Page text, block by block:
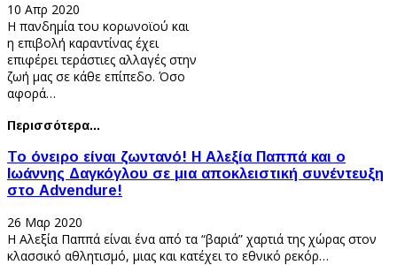
10 Απρ 2020
Η πανδημία του κορωνοϊού και
η επιβολή καραντίνας έχει
επιφέρει τεράστιες αλλαγές στην
ζωή μας σε κάθε επίπεδο. Όσο
αφορά…
Περισσότερα...
Το όνειρο είναι ζωντανό! Η Αλεξία Παππά και ο
Ιωάννης Δαγκόγλου σε μια αποκλειστική συνέντευξη
στο Advendure!
26 Μαρ 2020
Η Αλεξία Παππά είναι ένα από τα “βαριά” χαρτιά της χώρας στον
κλασσικό αθλητισμό, μιας και κατέχει το εθνικό ρεκόρ…